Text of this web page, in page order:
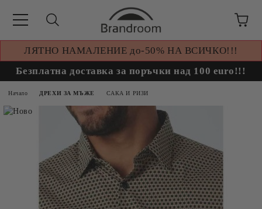
ЛЯТНО НАМАЛЕНИЕ до-50% НА ВСИЧКО!!!
Безплатна доставка за поръчки над 100 euro!!!
Начало ДРЕХИ ЗА МЪЖЕ САКА И РИЗИ